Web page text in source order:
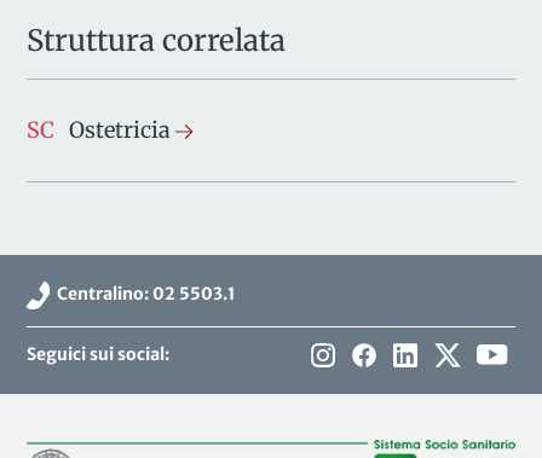
Struttura correlata
SC Ostetricia
Centralino: 02 5503.1
Seguici sui social: